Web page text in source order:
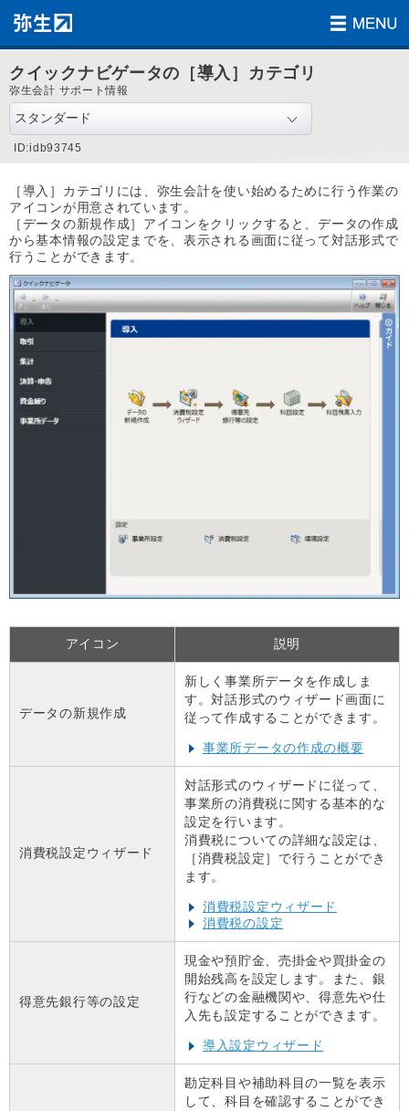
クイックナビゲータの［導入］カテゴリ
弥生会計 サポート情報
ID:idb93745
［導入］カテゴリには、弥生会計を使い始めるために行う作業の
アイコンが用意されています。
［データの新規作成］アイコンをクリックすると、データの作成
から基本情報の設定までを、表示される画面に従って対話形式で
行うことができます。
アイコン 説明
データの新規作成
新しく事業所データを作成しま
す。対話形式のウィザード画面に
従って作成することができます。
事業所データの作成の概要
消費税設定ウィザード
対話形式のウィザードに従って、
事業所の消費税に関する基本的な
設定を行います。
消費税についての詳細な設定は、
［消費税設定］で行うことができ
ます。
消費税設定ウィザード
消費税の設定
得意先銀行等の設定
現金や預貯金、売掛金や買掛金の
開始残高を設定します。また、銀
行などの金融機関や、得意先や仕
入先も設定することができます。
導入設定ウィザード
勘定科目や補助科目の一覧を表示
して、科目を確認することができ